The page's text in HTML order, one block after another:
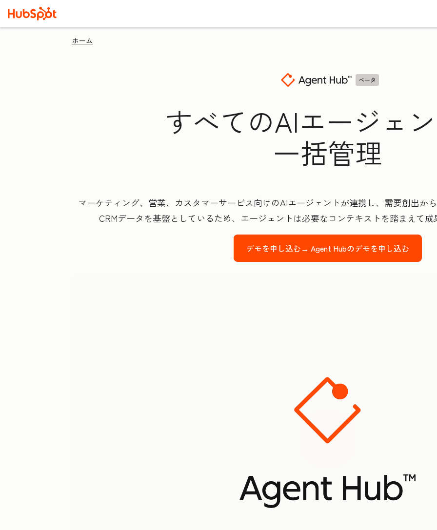
ホーム
ベータ
すべてのAIエージェ
一括管理
マーケティング、営業、カスタマーサービス向けのAIエージェントが連携し、需要創出か
CRMデータを基盤としているため、エージェントは必要なコンテキストを踏まえて
デモを申し込む→ Agent Hubのデモを申し込む